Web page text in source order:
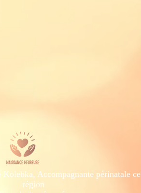
Accompagnante périnatale
région